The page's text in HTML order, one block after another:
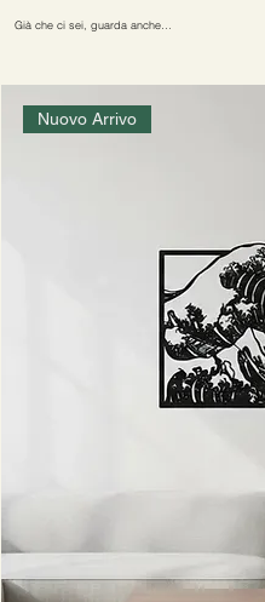
Già che ci sei, guarda anche…
Nuovo Arrivo